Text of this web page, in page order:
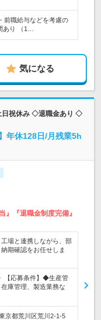
前職給与などを考慮の
あり （1…
気になる
日祝休み ◇退職金あり ◇
年休128日/月残業5h
』『退職金制度完備』
場と連携しながら、部
期確認をお任せしま
【応募条件】◆生産管
庫管理、製造業務な
京都荒川区荒川2-1-5